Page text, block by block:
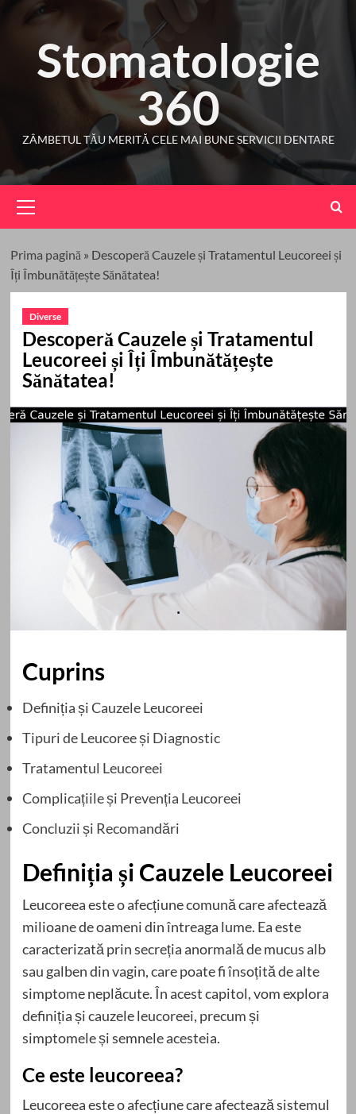
contentStomatologie
360
ZÂMBETUL TĂU MERITĂ CELE MAI BUNE SERVICII DENTARE
Menu
Prima pagină » Descoperă Cauzele și Tratamentul Leucoreei și
Îți Îmbunătățește Sănătatea!
Diverse
Descoperă Cauzele și Tratamentul
Leucoreei și Îți Îmbunătățește
Sănătatea!
Cuprins
Definiția și Cauzele Leucoreei
Tipuri de Leucoree și Diagnostic
Tratamentul Leucoreei
Complicațiile și Prevenția Leucoreei
Concluzii și Recomandări
Definiția și Cauzele Leucoreei
Leucoreea este o afecțiune comună care afectează
milioane de oameni din întreaga lume. Ea este
caracterizată prin secreția anormală de mucus alb
sau galben din vagin, care poate fi însoțită de alte
simptome neplăcute. În acest capitol, vom explora
definiția și cauzele leucoreei, precum și
simptomele și semnele acesteia.
Ce este leucoreea?
Leucoreea este o afecțiune care afectează sistemul